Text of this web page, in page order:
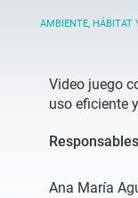
AMBIENTE, HÁBITAT
Video juego
uso eficiente
Ana María